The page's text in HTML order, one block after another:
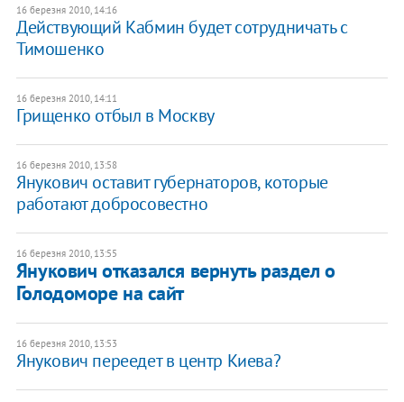
16 березня 2010, 14:16
Действующий Кабмин будет сотрудничать с
Тимошенко
16 березня 2010, 14:11
Грищенко отбыл в Москву
16 березня 2010, 13:58
Янукович оставит губернаторов, которые
работают добросовестно
16 березня 2010, 13:55
Янукович отказался вернуть раздел о
Голодоморе на сайт
16 березня 2010, 13:53
Янукович переедет в центр Киева?